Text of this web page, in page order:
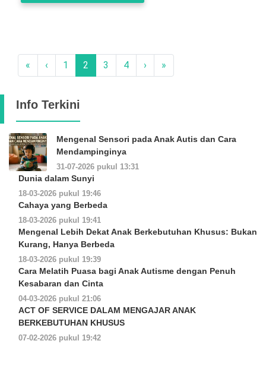
« ‹ 1 2 3 4 › »
Info Terkini
Mengenal Sensori pada Anak Autis dan Cara
Mendampinginya
31-07-2026 pukul 13:31
Dunia dalam Sunyi
18-03-2026 pukul 19:46
Cahaya yang Berbeda
18-03-2026 pukul 19:41
Mengenal Lebih Dekat Anak Berkebutuhan Khusus: Bukan
Kurang, Hanya Berbeda
18-03-2026 pukul 19:39
Cara Melatih Puasa bagi Anak Autisme dengan Penuh
Kesabaran dan Cinta
04-03-2026 pukul 21:06
ACT OF SERVICE DALAM MENGAJAR ANAK
BERKEBUTUHAN KHUSUS
07-02-2026 pukul 19:42